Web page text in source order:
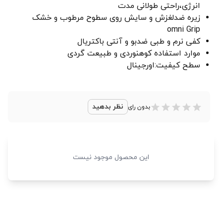
انرژی،راحتی طولانی مدت
زیره ضدلغزش و سایش روی سطوح مرطوب و خشک
omni Grip
کفی نرم و طبی ضدبو و آنتی باکتریال
موارد استفاده کوهنوردی و طبیعت گردی
سطح کیفیت:اورجینال
بدون رای نظر بدهید
این محصول موجود نیست